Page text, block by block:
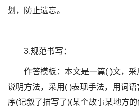
划，防止遗忘。
3.规范书写：
作答模板：本文是一篇( )文，
说明方法，采用( )表现手法，用词
序(记叙了描写了)(某个故事某地方